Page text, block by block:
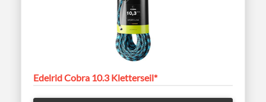
Edelrid Cobra 10.3 Kletterseil*